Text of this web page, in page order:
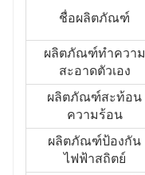
ชื่อผลิตภัณฑ์
ผลิตภัณฑ์ทําความ
สะอาดตัวเอง
ผลิตภัณฑ์สะท้อน
ความร้อน
ผลิตภัณฑ์ป้องกัน
ไฟฟ้าสถิตย์